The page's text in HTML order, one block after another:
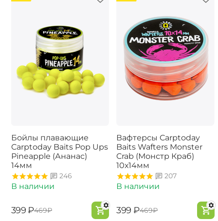
Бойлы плавающие
Carptoday Baits Pop Ups
Pineapple (Ананас)
14мм
246
В наличии
‍399‍ ₽‍469‍₽
Вафтерсы Carptoday
Baits Wafters Monster
Crab (Монстр Краб)
10х14мм
207
В наличии
‍399‍ ₽‍469‍₽